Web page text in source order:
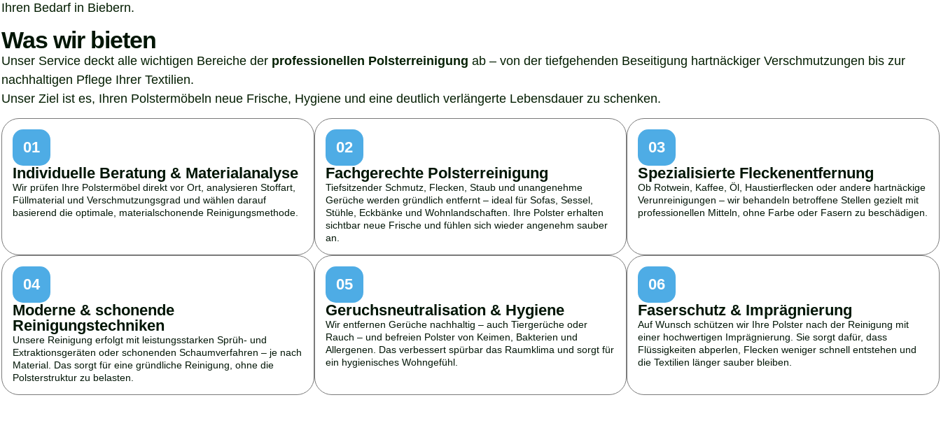
Ihren Bedarf in Biebern.
Was wir bieten
Unser Service deckt alle wichtigen Bereiche der professionellen Polsterreinigung ab – von der tiefgehenden Beseitigung hartnäckiger Verschmutzungen bis zur
nachhaltigen Pflege Ihrer Textilien.
Unser Ziel ist es, Ihren Polstermöbeln neue Frische, Hygiene und eine deutlich verlängerte Lebensdauer zu schenken.
01
Individuelle Beratung & Materialanalyse
Wir prüfen Ihre Polstermöbel direkt vor Ort, analysieren Stoffart,
Füllmaterial und Verschmutzungsgrad und wählen darauf
basierend die optimale, materialschonende Reinigungsmethode.
02
Fachgerechte Polsterreinigung
Tiefsitzender Schmutz, Flecken, Staub und unangenehme
Gerüche werden gründlich entfernt – ideal für Sofas, Sessel,
Stühle, Eckbänke und Wohnlandschaften. Ihre Polster erhalten
sichtbar neue Frische und fühlen sich wieder angenehm sauber
an.
03
Spezialisierte Fleckenentfernung
Ob Rotwein, Kaffee, Öl, Haustierflecken oder andere hartnäckige
Verunreinigungen – wir behandeln betroffene Stellen gezielt mit
professionellen Mitteln, ohne Farbe oder Fasern zu beschädigen.
04
Moderne & schonende
Reinigungstechniken
Unsere Reinigung erfolgt mit leistungsstarken Sprüh- und
Extraktionsgeräten oder schonenden Schaumverfahren – je nach
Material. Das sorgt für eine gründliche Reinigung, ohne die
Polsterstruktur zu belasten.
05
Geruchsneutralisation & Hygiene
Wir entfernen Gerüche nachhaltig – auch Tiergerüche oder
Rauch – und befreien Polster von Keimen, Bakterien und
Allergenen. Das verbessert spürbar das Raumklima und sorgt für
ein hygienisches Wohngefühl.
06
Faserschutz & Imprägnierung
Auf Wunsch schützen wir Ihre Polster nach der Reinigung mit
einer hochwertigen Imprägnierung. Sie sorgt dafür, dass
Flüssigkeiten abperlen, Flecken weniger schnell entstehen und
die Textilien länger sauber bleiben.